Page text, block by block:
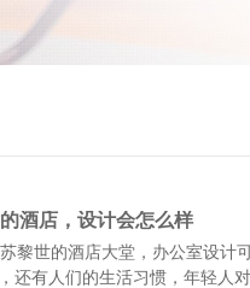
酒店，设计会怎么样
世的酒店大堂，办公室设计
还有人们的生活习惯，年轻人